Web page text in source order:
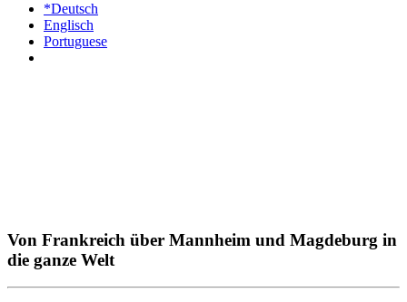
*Deutsch
Englisch
Portuguese
Von Frankreich über Mannheim und Magdeburg in
die ganze Welt